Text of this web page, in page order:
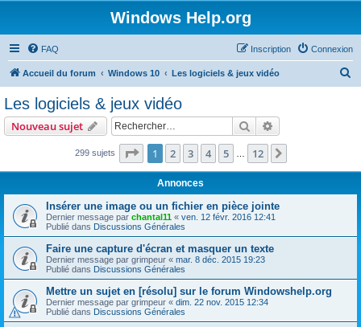
Windows Help.org
FAQ Connexion
Inscription
Accueil du forum Windows 10 Les logiciels & jeux vidéo
Les logiciels & jeux vidéo
Nouveau sujet Rechercher
299 sujets Page 1sur12
1 2 3 4 5 12
Annonces
Insérer une image ou un fichier en pièce jointe
Dernier message par chantal11 « ven. 12 févr. 2016 12:41
Publié dans Discussions Générales
Faire une capture d'écran et masquer un texte
Dernier message par grimpeur « mar. 8 déc. 2015 19:23
Publié dans Discussions Générales
Mettre un sujet en [résolu] sur le forum Windowshelp.org
Dernier message par grimpeur « dim. 22 nov. 2015 12:34
Publié dans Discussions Générales